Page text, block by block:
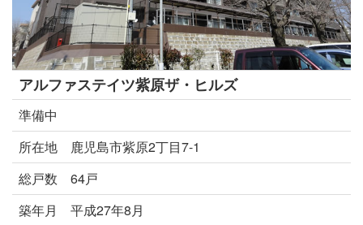
アルファステイツ紫原ザ・ヒルズ
準備中
所在地 鹿児島市紫原2丁目7-1
総戸数 64戸
築年月 平成27年8月